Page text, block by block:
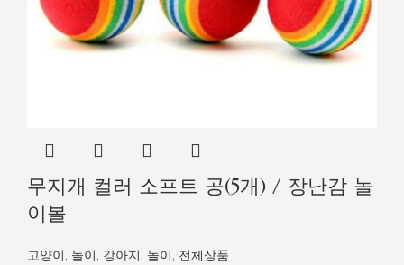
무지개 컬러 소프트 공(5개) / 장난감 놀
이볼
고양이, 놀이, 강아지, 놀이, 전체상품